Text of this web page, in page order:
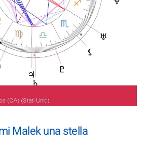
Malek una stella